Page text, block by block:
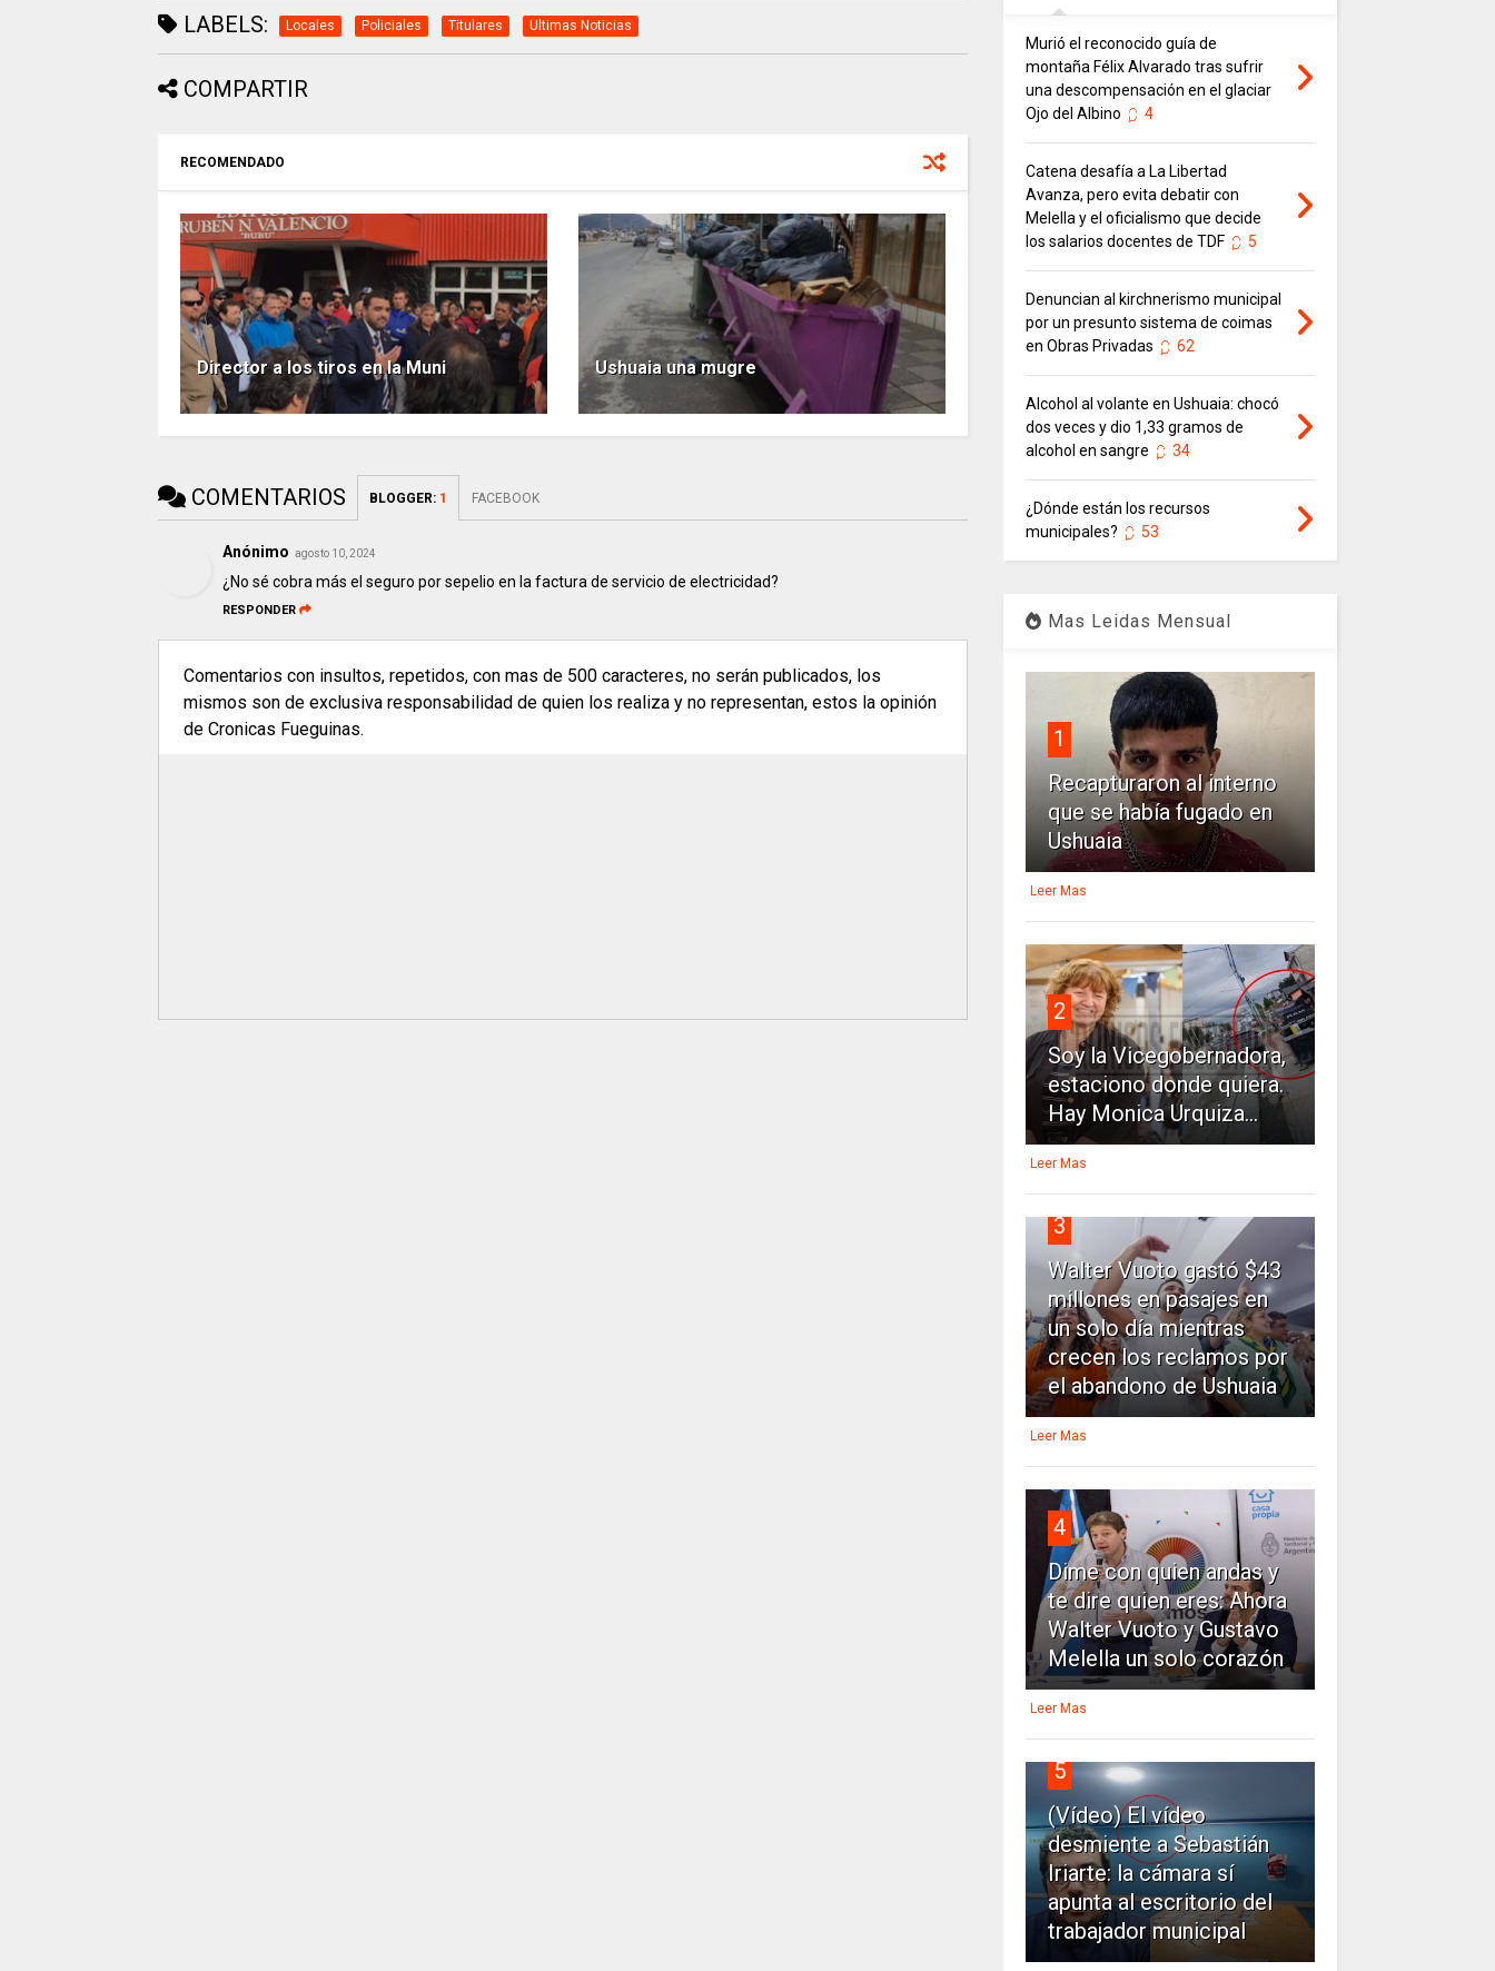
LABELS: Locales Policiales Titulares Ultimas Noticias
COMPARTIR
RECOMENDADO
Director a los tiros en la Muni Ushuaia una mugre
COMENTARIOS BLOGGER: 1 FACEBOOK
Anónimo agosto 10, 2024
¿No sé cobra más el seguro por sepelio en la factura de servicio de electricidad?
RESPONDER
Comentarios con insultos, repetidos, con mas de 500 caracteres, no serán publicados, los
mismos son de exclusiva responsabilidad de quien los realiza y no representan, estos la opinión
de Cronicas Fueguinas.
Murió el reconocido guía de
montaña Félix Alvarado tras sufrir
una descompensación en el glaciar
Ojo del Albino
4
Catena desafía a La Libertad
Avanza, pero evita debatir con
Melella y el oficialismo que decide
los salarios docentes de TDF
5
Denuncian al kirchnerismo municipal
por un presunto sistema de coimas
en Obras Privadas
62
Alcohol al volante en Ushuaia: chocó
dos veces y dio 1,33 gramos de
alcohol en sangre
34
¿Dónde están los recursos
municipales?
53
Mas Leidas Mensual
1
Recapturaron al interno
que se había fugado en
Ushuaia
Leer Mas
2
Soy la Vicegobernadora,
estaciono donde quiera.
Hay Monica Urquiza...
Leer Mas
3
Walter Vuoto gastó $43
millones en pasajes en
un solo día mientras
crecen los reclamos por
el abandono de Ushuaia
Leer Mas
4
Dime con quien andas y
te dire quien eres: Ahora
Walter Vuoto y Gustavo
Melella un solo corazón
Leer Mas
5
(Vídeo) El vídeo
desmiente a Sebastián
Iriarte: la cámara sí
apunta al escritorio del
trabajador municipal